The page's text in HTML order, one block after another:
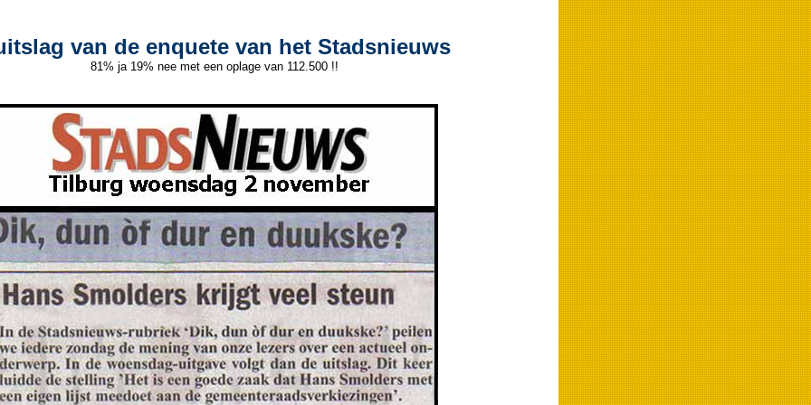
van de enquete van het Stadsnieuws
81% ja 19% nee met een oplage van 112.500 !!